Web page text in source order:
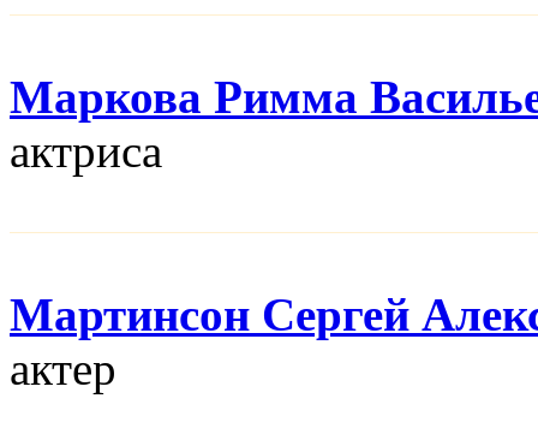
Маркова Римма
актриса
Мартинсон Сергей
актер